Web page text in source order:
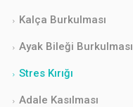
Kalça Burkulması
Ayak Bileği Burkulması
Stres Kırığı
Adale Kasılması